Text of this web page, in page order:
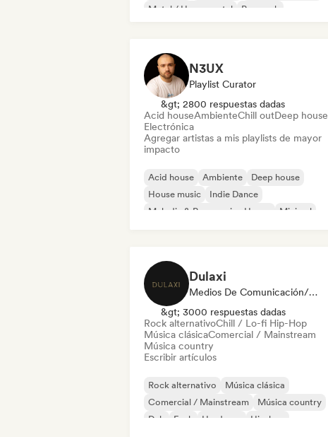
Metal / Heavy metal
Pop rock
N3UX
Playlist Curator
&gt; 2800 respuestas dadas
Acid houseAmbienteChill outDeep house
Electrónica
Agregar artistas a mis playlists de mayor
impacto
Acid house Ambiente
Deep house
House music
Indie Dance
Melodic & Progressive House
Minimal
Dulaxi
Medios De Comunicación/Periodista
&gt; 3000 respuestas dadas
Rock alternativoChill / Lo-fi Hip-Hop
Música clásicaComercial / Mainstream
Música country
Escribir artículos
Rock alternativo
Música clásica
Comercial / Mainstream
Música country
Dub
Funk Hardcore Hip-hop